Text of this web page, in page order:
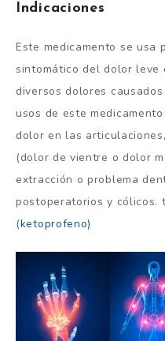
Indicaciones
Este medicamento se usa
sintomático del dolor leve
diversos dolores
usos de este
dolor en las
(dolor de vientre o dolor
extracción o problema
postoperatorios y cólicos.
(ketoprofeno)